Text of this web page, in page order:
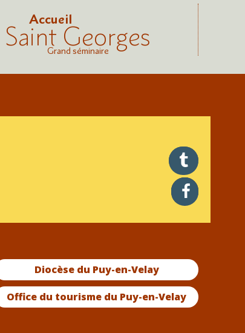
Accueil
Saint Georges
Grand séminaire
twitter
facebook
Diocèse du Puy-en-Velay
Office du tourisme du Puy-en-Velay